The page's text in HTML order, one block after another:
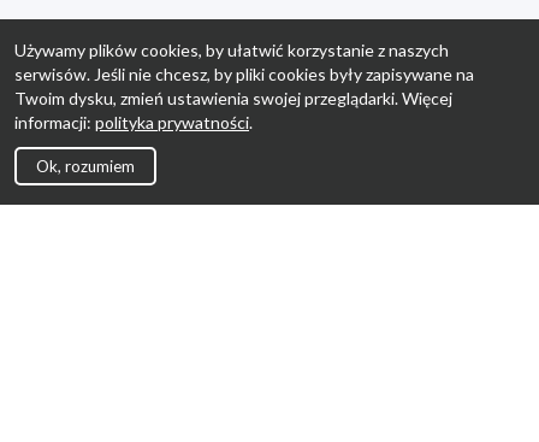
Używamy plików cookies, by ułatwić korzystanie z naszych
serwisów. Jeśli nie chcesz, by pliki cookies były zapisywane na
Twoim dysku, zmień ustawienia swojej przeglądarki. Więcej
informacji: polityka prywatności.
Ok, rozumiem